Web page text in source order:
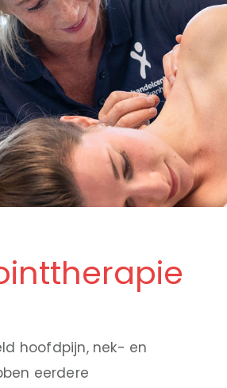
hoofdpijn, nek- en
eerdere